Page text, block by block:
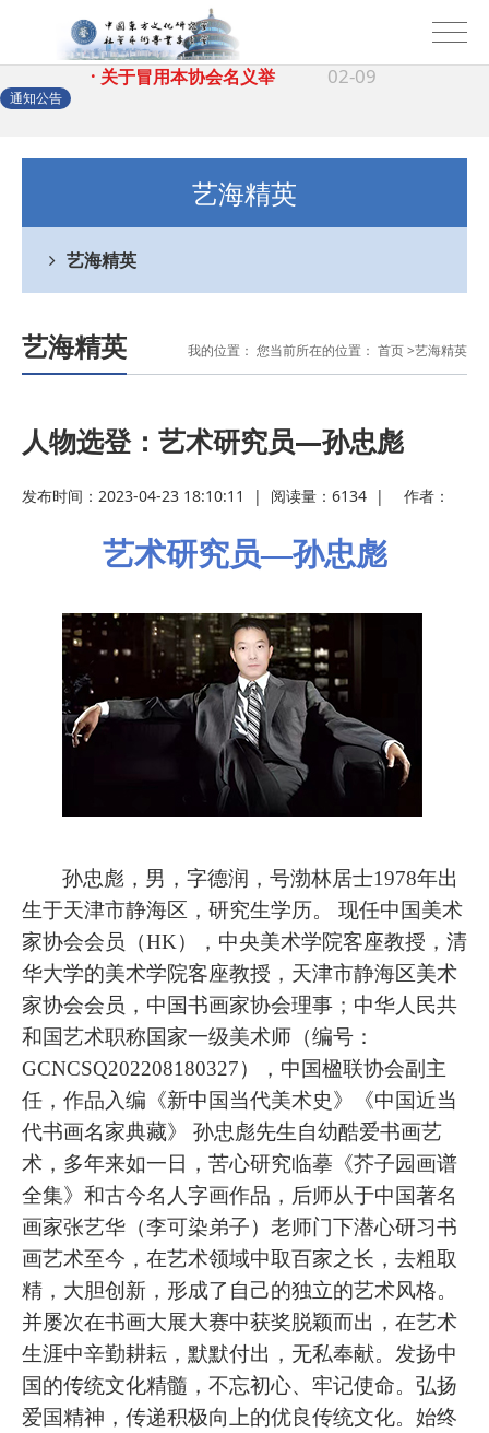
通知公告
· 关于冒用本协会名义举
· 关于冒用"中国东方文 03-02
· 关于冒用本协会名义举 02-09
· 郑重声明 10-28
艺海精英
艺海精英
艺海精英 我的位置： 您当前所在的位置： 首页>艺海精英
人物选登：艺术研究员—孙忠彪
发布时间：2023-04-23 18:10:11 | 阅读量： 6134 | 作者：
艺术研究员—孙忠彪
孙忠彪，男，字德润，号渤林居士1978年出
生于天津市静海区，研究生学历。 现任中国美术
家协会会员（HK），中央美术学院客座教授，清
华大学的美术学院客座教授，天津市静海区美术
家协会会员，中国书画家协会理事；中华人民共
和国艺术职称国家一级美术师（编号：
GCNCSQ202208180327），中国楹联协会副主
任，作品入编《新中国当代美术史》《中国近当
代书画名家典藏》 孙忠彪先生自幼酷爱书画艺
术，多年来如一日，苦心研究临摹《芥子园画谱
全集》和古今名人字画作品，后师从于中国著名
画家张艺华（李可染弟子）老师门下潜心研习书
画艺术至今，在艺术领域中取百家之长，去粗取
精，大胆创新，形成了自己的独立的艺术风格。
并屡次在书画大展大赛中获奖脱颖而出，在艺术
生涯中辛勤耕耘，默默付出，无私奉献。发扬中
国的传统文化精髓，不忘初心、牢记使命。弘扬
爱国精神，传递积极向上的优良传统文化。始终